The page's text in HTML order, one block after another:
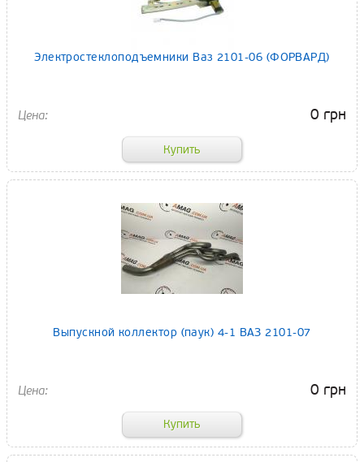
Электростеклоподъемники Ваз 2101-06 (ФОРВАРД)
0 грн
Выпускной коллектор (паук) 4-1 ВАЗ 2101-07
0 грн